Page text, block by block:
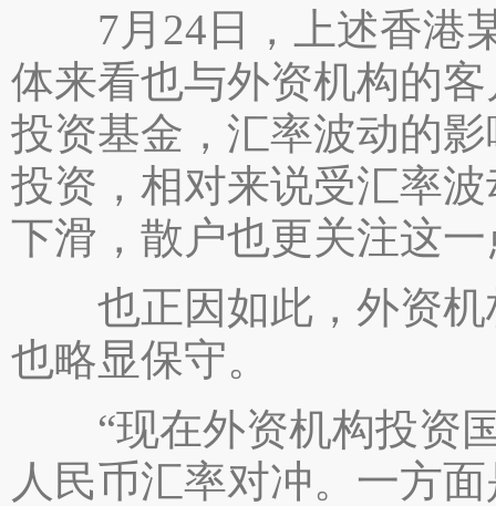
7月24日，上述香港某
体来看也与外资机构的
投资基金，汇率波动的
投资，相对来说受汇率
下滑，散户也更关注这一
也正因如此，外资机
也略显保守。
“现在外资机构投资国
人民币汇率对冲。一方